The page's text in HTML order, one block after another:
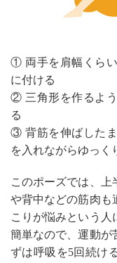
① 両手を肩幅くら
に付ける
② 三角形を作るよ
る
③ 背筋を伸ばした
を入れながらゆっく
このポーズでは、上
や背中などの筋肉も
こりが悩みという人
簡単なので、運動が
ずは呼吸を5回続け